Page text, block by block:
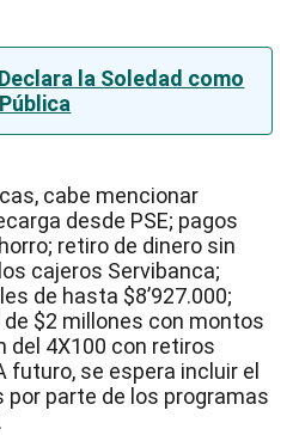
la Soledad como
cabe mencionar
desde PSE; pagos
retiro de dinero sin
cajeros Servibanca;
de hasta $8’927.000;
$2 millones con montos
del 4X100 con retiros
futuro, se espera incluir el
por parte de los programas